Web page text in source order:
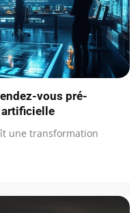
vous pré-
artificielle
une transformation